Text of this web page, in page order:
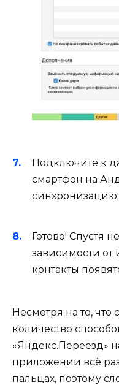
Подключите к
смартфон на
синхронизацию;
Готово! Спустя
зависимости от
контакты
Несмотря на то, что
количество
«Яндекс.Переезд»
приложении всё
пальцах, поэтому